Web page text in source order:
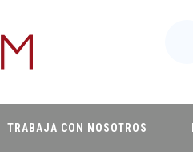
TRABAJA CON NOSOTROS